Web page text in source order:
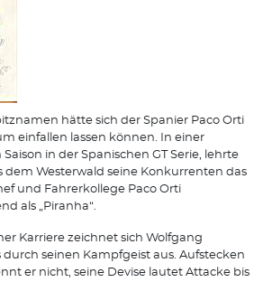
hätte sich der Spanier Paco Orti
einfallen lassen können. In einer
in der Spanischen GT Serie, lehrte
dem Westerwald seine Konkurrenten das
und Fahrerkollege Paco Orti
als „Piranha“.
Karriere zeichnet sich Wolfgang
seinen Kampfgeist aus. Aufstecken
er nicht, seine Devise lautet Attacke bis